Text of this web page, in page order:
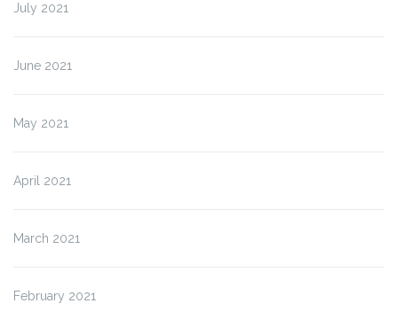
July 2021
June 2021
May 2021
April 2021
March 2021
February 2021